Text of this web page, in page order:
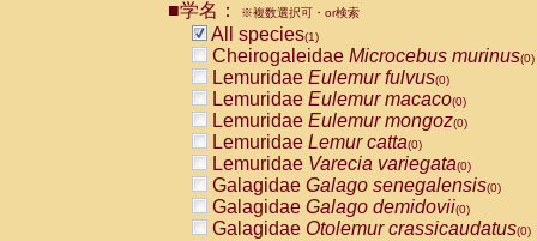
■学名： ※複数選択可・or検索
All species(1)
Cheirogaleidae Microcebus murinus(0)
Lemuridae Eulemur fulvus(0)
Lemuridae Eulemur macaco(0)
Lemuridae Eulemur mongoz(0)
Lemuridae Lemur catta(0)
Lemuridae Varecia variegata(0)
Galagidae Galago senegalensis(0)
Galagidae Galago demidovii(0)
Galagidae Otolemur crassicaudatus(0)